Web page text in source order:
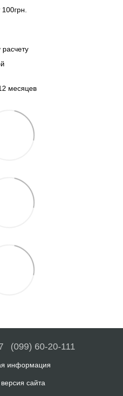
месяцев
(099) 60-20-111
информация
сайта